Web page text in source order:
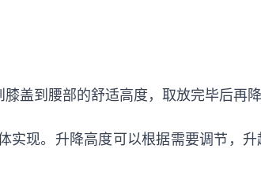
盖到腰部的舒适高度，取放完毕后再降
实现。升降高度可以根据需要调节，